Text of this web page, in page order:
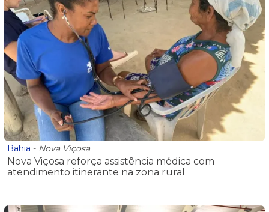
Bahia - Nova Viçosa
Nova Viçosa reforça assistência médica com
atendimento itinerante na zona rural